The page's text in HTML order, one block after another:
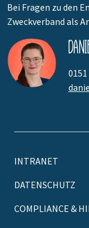
Bei Fragen zu den
Zweckverband als
INTRANET
DATENSCHUTZ
COMPLIANCE &